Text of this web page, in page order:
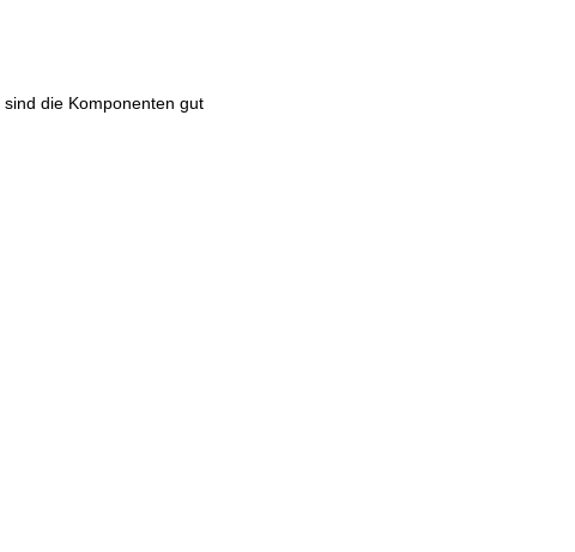
die Komponenten gut